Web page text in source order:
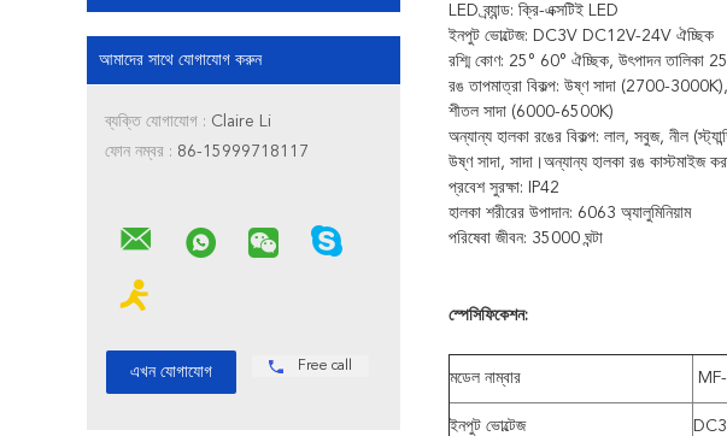
আমাদের সাথে যোগাযোগ করুন
ব্যক্তি যোগাযোগ : Claire Li
ফোন নম্বর : 86-15999718117
Free call
LED ব্র্যান্ড: ক্রি-এক্সটিই LED
ইনপুট ভোল্টেজ: DC3V DC12V-24V ঐচ্ছিক
রশ্মি কোণ: 25° 60° ঐচ্ছিক, উৎপাদন তালিকা
রঙ তাপমাত্রা বিকল্প: উষ্ণ সাদা (2700-
শীতল সাদা (6000-6500K)
অন্যান্য হালকা রঙের বিকল্প: লাল, সবুজ, নীল
উষ্ণ সাদা, সাদা।অন্যান্য হালকা রঙ কাস্টমাইজ
প্রবেশ সুরক্ষা: IP42
হালকা শরীরের উপাদান: 6063 অ্যালুমিনিয়াম
পরিষেবা জীবন: 35000 ঘন্টা
স্পেসিফিকেশন:
মডেল নাম্বার
ইনপুট ভোল্টেজ